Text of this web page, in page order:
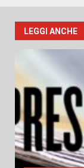
LEGGI ANCHE